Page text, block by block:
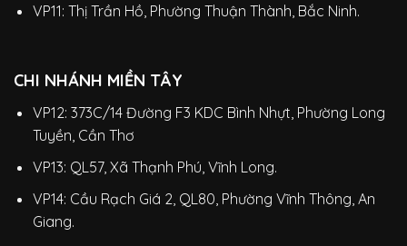
VP11: Thị Trần Hồ, Phường Thuận Thành, Bắc Ninh.
CHI NHÁNH MIỀN TÂY
VP12: 373C/14 Đường F3 KDC Bình Nhựt, Phường Long
Tuyền, Cần Thơ
VP13: QL57, Xã Thạnh Phú, Vĩnh Long.
VP14: Cầu Rạch Giá 2, QL80, Phường Vĩnh Thông, An
Giang.